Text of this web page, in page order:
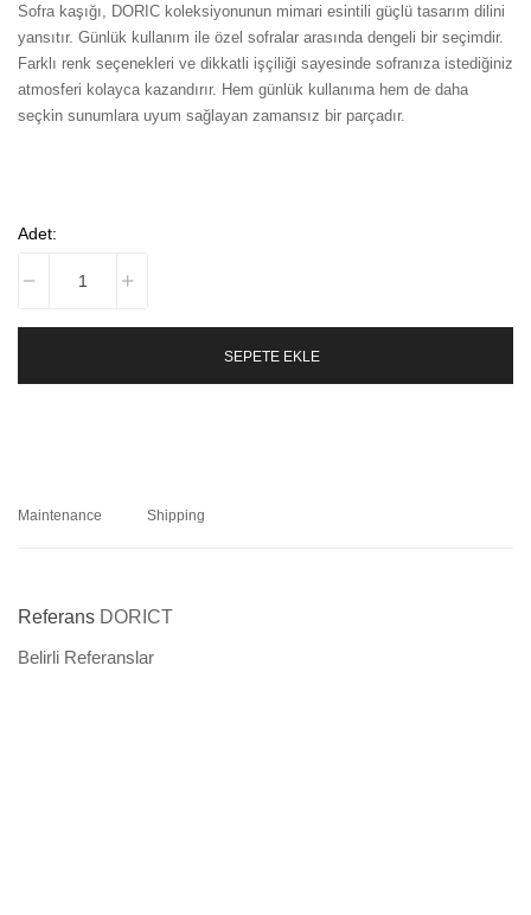
Sofra kaşığı, DORIC koleksiyonunun mimari esintili güçlü tasarım dilini
yansıtır. Günlük kullanım ile özel sofralar arasında dengeli bir seçimdir.
Farklı renk seçenekleri ve dikkatli işçiliği sayesinde sofranıza istediğiniz
atmosferi kolayca kazandırır. Hem günlük kullanıma hem de daha
seçkin sunumlara uyum sağlayan zamansız bir parçadır.
Adet:
SEPETE EKLE
Maintenance Shipping
Referans DORICT
Belirli Referanslar